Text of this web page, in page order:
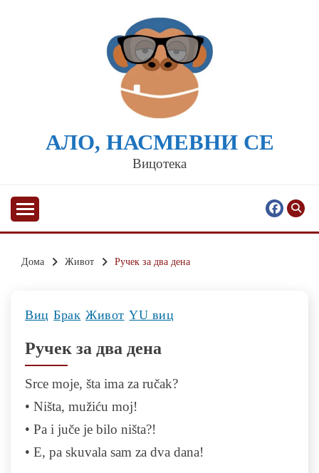
АЛО, НАСМЕВНИ СЕ
Вицотека
Дома Живот Ручек за два дена
Виц Брак Живот YU виц
Ручек за два дена
Srce moje, šta ima za ručak?
• Ništa, mužiću moj!
• Pa i juče je bilo ništa?!
• E, pa skuvala sam za dva dana!